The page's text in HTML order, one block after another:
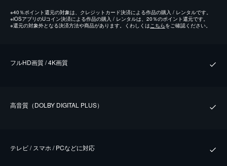
※40％ポイント還元の対象は、クレジットカード決済による作品の購入 / レンタルです。
※iOSアプリのUコイン決済による作品の購入 / レンタルは、20％のポイント還元です。
※還元の対象外となる決済方法や商品があります。くわしくはこちらをご確認ください。
フルHD画質 / 4K画質
⾼⾳質（DOLBY DIGITAL PLUS）
テレビ / スマホ / PCなどに対応